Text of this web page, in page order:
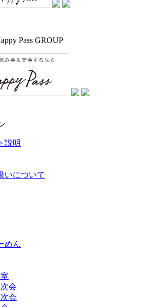
Pass GROUP
説明
いについて
めん
会
会